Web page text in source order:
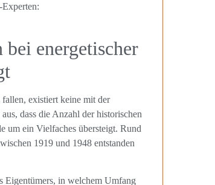
energetischer
existiert keine mit der
dass die Anzahl der historischen
um ein Vielfaches übersteigt. Rund
1919 und 1948 entstanden
Eigentümers, in welchem Umfang